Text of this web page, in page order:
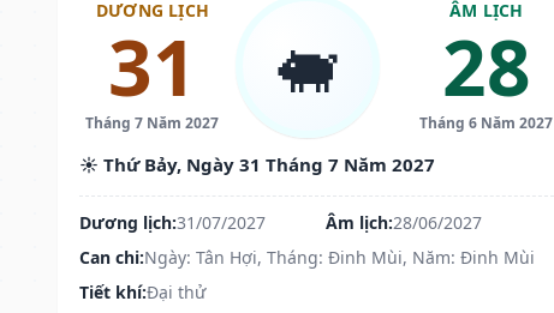
DƯƠNG LỊCH
31
Tháng 7 Năm 2027
🐖
ÂM LỊCH
28
Tháng 6 Năm 2027
☀️ Thứ Bảy, Ngày 31 Tháng 7 Năm 2027
Dương lịch:31/07/2027 Âm lịch:28/06/2027
Can chi:Ngày: Tân Hợi, Tháng: Đinh Mùi, Năm: Đinh Mùi
Tiết khí:Đại thử